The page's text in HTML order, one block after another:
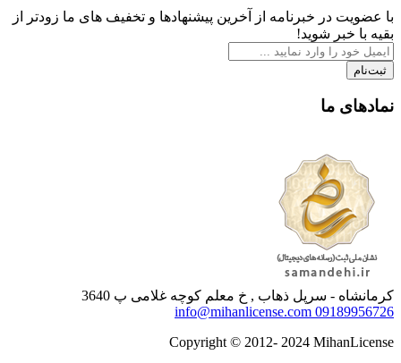
با عضویت در خبرنامه از آخرین پیشنهادها و تخفیف های ما زودتر از
بقیه با خبر شوید!
ثبت‌نام
نمادهای ما
کرمانشاه - سرپل ذهاب , خ معلم کوچه غلامی پ 3640
09189956726
info@mihanlicense.com
Copyright © 2012- 2024 MihanLicense